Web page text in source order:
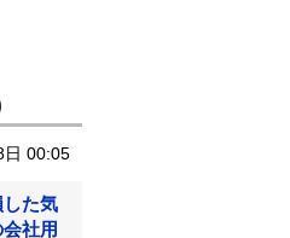
日 00:05
した気
社用